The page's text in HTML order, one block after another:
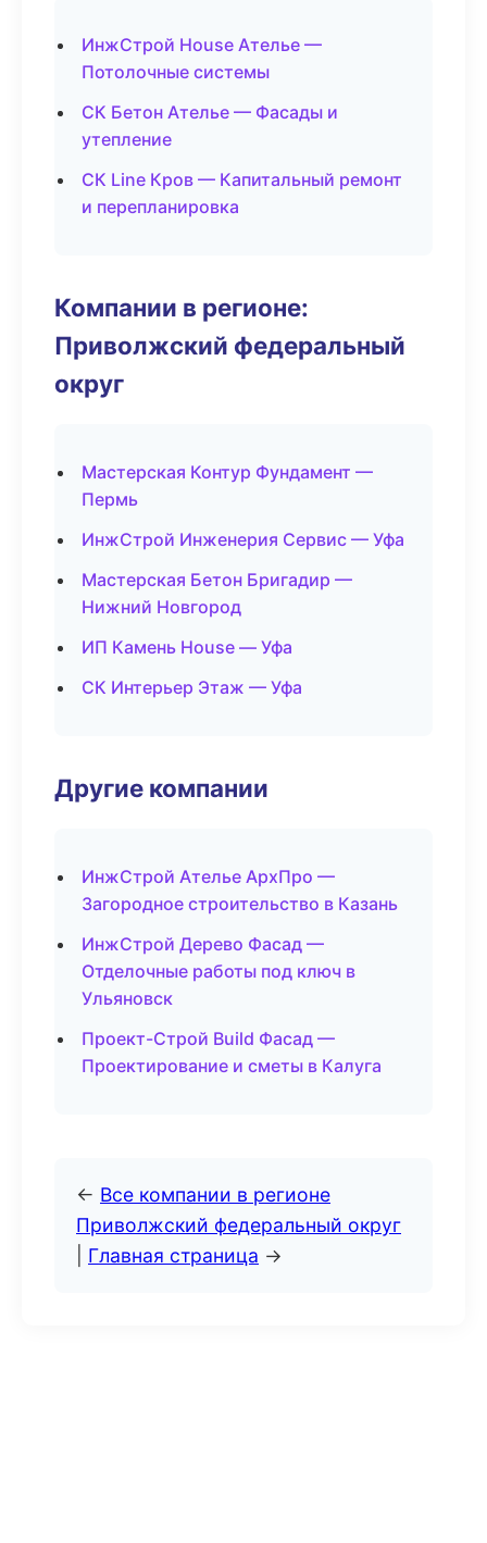
ИнжСтрой House Ателье —
Потолочные системы
СК Бетон Ателье — Фасады и
утепление
СК Line Кров — Капитальный ремонт
и перепланировка
Компании в регионе:
Приволжский федеральный
округ
Мастерская Контур Фундамент —
Пермь
ИнжСтрой Инженерия Сервис — Уфа
Мастерская Бетон Бригадир —
Нижний Новгород
ИП Камень House — Уфа
СК Интерьер Этаж — Уфа
Другие компании
ИнжСтрой Ателье АрхПро —
Загородное строительство в Казань
ИнжСтрой Дерево Фасад —
Отделочные работы под ключ в
Ульяновск
Проект-Строй Build Фасад —
Проектирование и сметы в Калуга
← Все компании в регионе
Приволжский федеральный округ
Главная страница →